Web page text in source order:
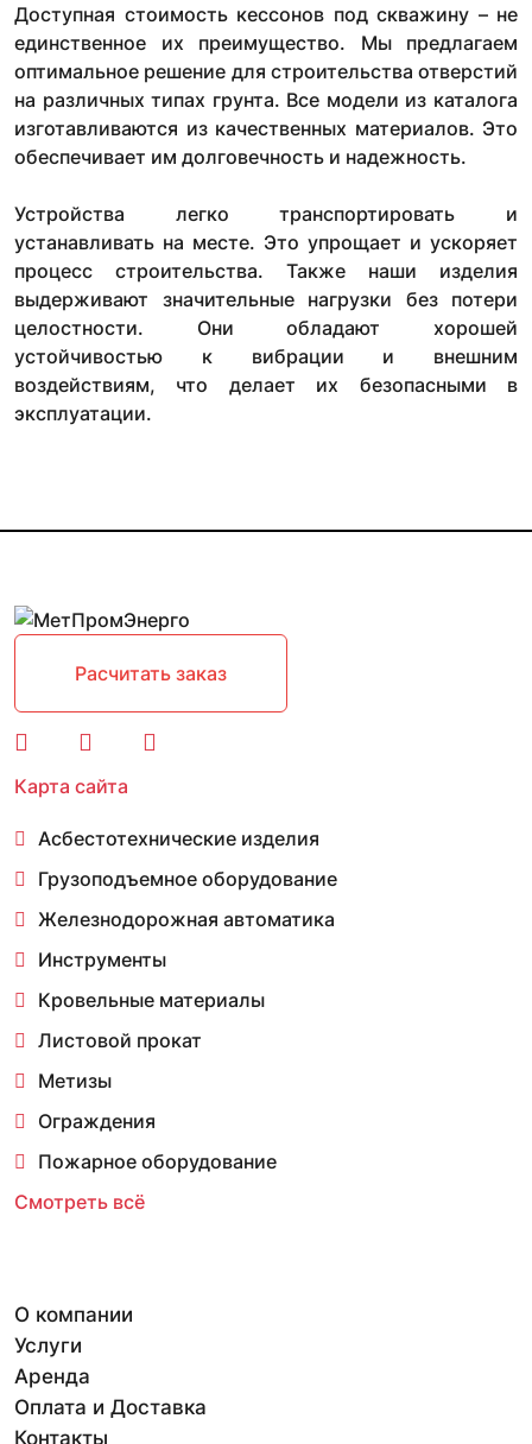
Доступная стоимость кессонов под скважину – не
единственное их преимущество. Мы предлагаем
оптимальное решение для строительства отверстий
на различных типах грунта. Все модели из каталога
изготавливаются из качественных материалов. Это
обеспечивает им долговечность и надежность.
Устройства легко транспортировать и
устанавливать на месте. Это упрощает и ускоряет
процесс строительства. Также наши изделия
выдерживают значительные нагрузки без потери
целостности. Они обладают хорошей
устойчивостью к вибрации и внешним
воздействиям, что делает их безопасными в
эксплуатации.
Расчитать заказ
Карта сайта
Асбестотехнические изделия
Грузоподъемное оборудование
Железнодорожная автоматика
Инструменты
Кровельные материалы
Листовой прокат
Метизы
Ограждения
Пожарное оборудование
Смотреть всё
О компании
Услуги
Аренда
Оплата и Доставка
Контакты